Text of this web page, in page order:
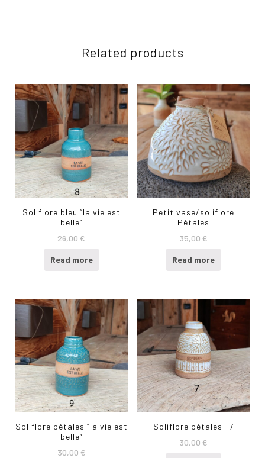
Related products
Soliflore bleu “la vie est
belle”
26,00€
Read more
Petit vase/soliflore
Pétales
35,00€
Read more
Soliflore pétales “la vie est
belle”
30,00 €
Soliflore pétales -7
30,00€